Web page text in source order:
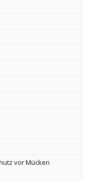
vor Mücken